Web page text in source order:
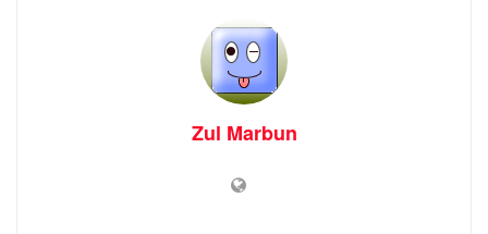
Zul Marbun